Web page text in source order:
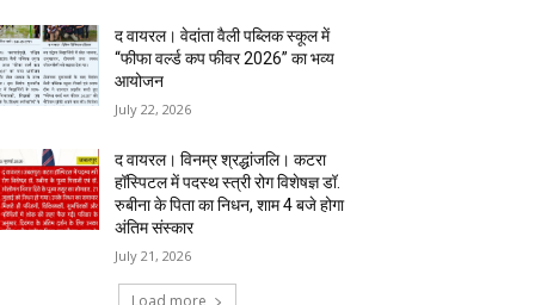
द वायरल। वेदांता वैली पब्लिक स्कूल में
“फीफा वर्ल्ड कप फीवर 2026” का भव्य
आयोजन
July 22, 2026
द वायरल। विनम्र श्रद्धांजलि। कटरा
हॉस्पिटल में पदस्थ स्त्री रोग विशेषज्ञ डॉ.
रुबीना के पिता का निधन, शाम 4 बजे होगा
अंतिम संस्कार
July 21, 2026
Load more